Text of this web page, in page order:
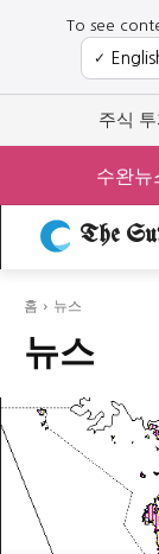
로그인하
주요 뉴스
정치
오피니언 &
특집 기사
사설
로그인하
주요 뉴스
정치
오피니언 &
특집 기사
사설
To see
✓
주식
수완뉴
The
홈 뉴스
뉴스